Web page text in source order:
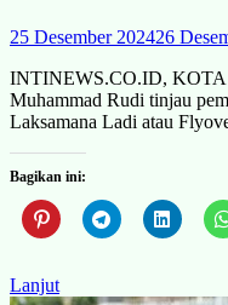
25 Desember 202426
INTINEWS.CO.ID, KOTA
Muhammad Rudi tinjau
Laksamana Ladi atau
Bagikan ini:
Lanjut